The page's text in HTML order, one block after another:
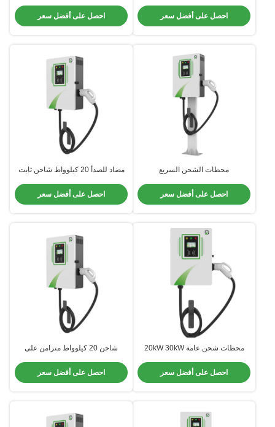
احصل على أفضل سعر
احصل على أفضل سعر
محطات الشحن السريع
حماية IP54
احصل على أفضل سعر
مضاد للصدأ 20 كيلوواط شاحن ثابت
القوة
احصل على أفضل سعر
محطات شحن عامة 20kW 30kW
احصل على أفضل سعر
شاحن 20 كيلوواط متزامن على
احصل على أفضل سعر